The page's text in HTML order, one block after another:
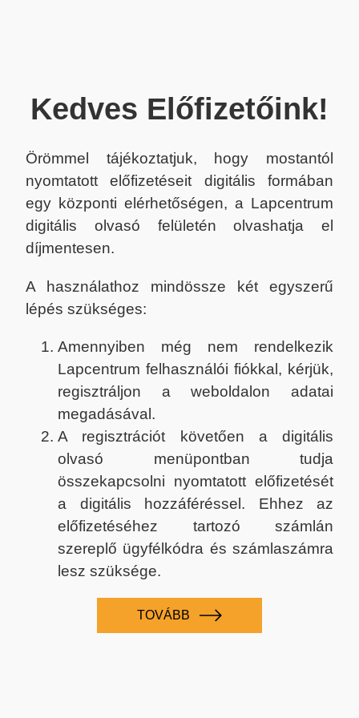
Kedves Előfizetőink!
Örömmel tájékoztatjuk, hogy mostantól
nyomtatott előfizetéseit digitális formában
egy központi elérhetőségen, a Lapcentrum
digitális olvasó felületén olvashatja el
díjmentesen.
A használathoz mindössze két egyszerű
lépés szükséges:
Amennyiben még nem rendelkezik
Lapcentrum felhasználói fiókkal, kérjük,
regisztráljon a weboldalon adatai
megadásával.
A regisztrációt követően a digitális
olvasó menüpontban tudja
összekapcsolni nyomtatott előfizetését
a digitális hozzáféréssel. Ehhez az
előfizetéséhez tartozó számlán
szereplő ügyfélkódra és számlaszámra
lesz szüksége.
TOVÁBB